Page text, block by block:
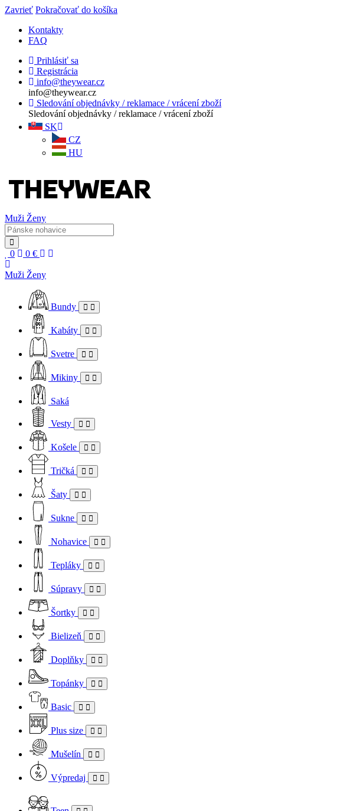
Zavrieť Pokračovať do košíka
Kontakty
FAQ
Prihlásiť sa
Registrácia
info@theywear.cz
info@theywear.cz
Sledování objednávky / reklamace / vrácení zboží
Sledování objednávky / reklamace / vrácení zboží
SK
CZ
HU
Muži Ženy
0 0 €
Muži Ženy
Bundy
Kabáty
Svetre
Mikiny
Saká
Vesty
Košele
Tričká
Šaty
Sukne
Nohavice
Tepláky
Súpravy
Šortky
Bielizeň
Doplňky
Topánky
Basic
Plus size
Mušelín
Výpredaj